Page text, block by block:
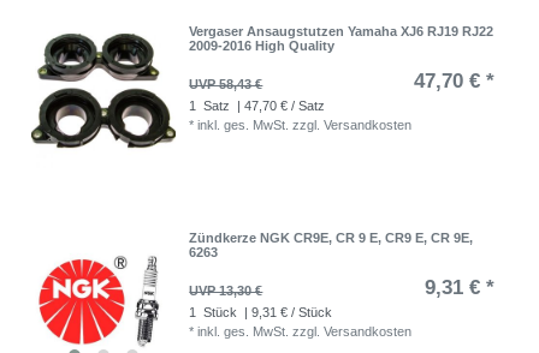
Vergaser Ansaugstutzen Yamaha XJ6 RJ19 RJ22
2009-2016 High Quality
UVP 58,43 € 47,70 € *
1 Satz
| 47,70 € / Satz
*inkl. ges. MwSt. zzgl.Versandkosten
Zündkerze NGK CR9E, CR 9 E, CR9 E, CR 9E,
6263
UVP 13,30 € 9,31 € *
1 Stück
| 9,31 € / Stück
*inkl. ges. MwSt. zzgl.Versandkosten